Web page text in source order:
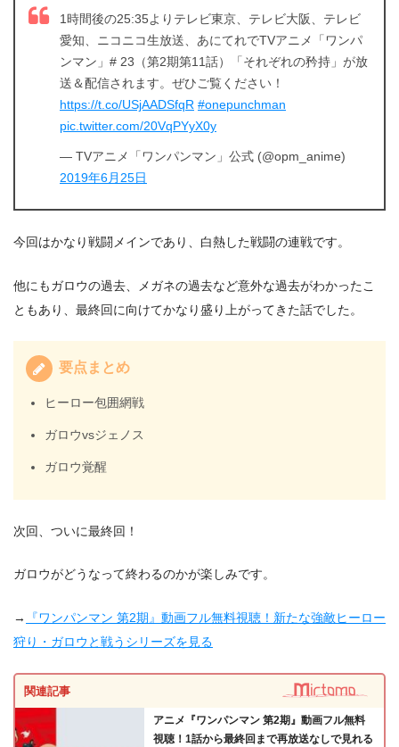
1時間後の25:35よりテレビ東京、テレビ大阪、テレビ
愛知、ニコニコ生放送、あにてれでTVアニメ「ワンパ
ンマン」# 23（第2期第11話）「それぞれの矜持」が放
送＆配信されます。ぜひご覧ください！
https://t.co/USjAADSfqR #onepunchman
pic.twitter.com/20VqPYyX0y
— TVアニメ「ワンパンマン」公式 (@opm_anime)
2019年6月25日
今回はかなり戦闘メインであり、白熱した戦闘の連戦です。
他にもガロウの過去、メガネの過去など意外な過去がわかったこ
ともあり、最終回に向けてかなり盛り上がってきた話でした。
要点まとめ
ヒーロー包囲網戦
ガロウvsジェノス
ガロウ覚醒
次回、ついに最終回！
ガロウがどうなって終わるのかが楽しみです。
→
『ワンパンマン 第2期』動画フル無料視聴！新たな強敵ヒーロー
狩り・ガロウと戦うシリーズを見る
関連記事
アニメ『ワンパンマン 第2期』動画フル無料
視聴！1話から最終回まで再放送なしで見れる